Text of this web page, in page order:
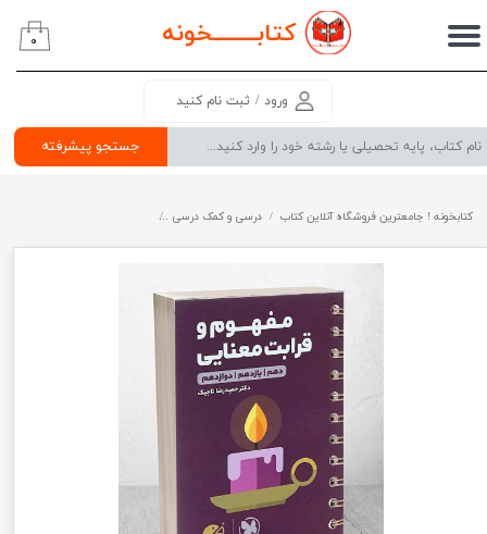
کتابــــــــخونه
جستجو پیشرفته
ورود / ثبت نام کنید
حساب کاربری من
سفارشات
۰
کتابخونه ! جامعترین فروشگاه آنلاین کتاب درسی و کمک درسی